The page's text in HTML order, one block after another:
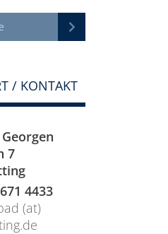
/ KONTAKT
7
4433
(at)